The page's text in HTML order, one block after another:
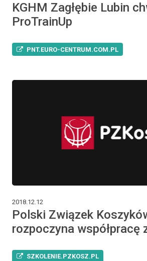
KGHM Zagłębie Lubin
ProTrainUp
PNT.EURO-CENTRUM.COM.PL
2018.12.12
Polski Związek
rozpoczyna współpracę
SZKOLENIE.PZKOSZ.PL